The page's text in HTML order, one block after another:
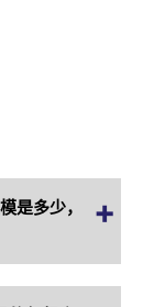
是多少，